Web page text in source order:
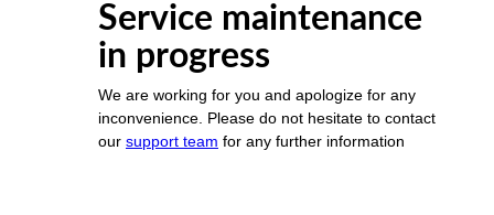
Service maintenance
in progress
We are working for you and apologize for any
inconvenience. Please do not hesitate to contact
our support team for any further information